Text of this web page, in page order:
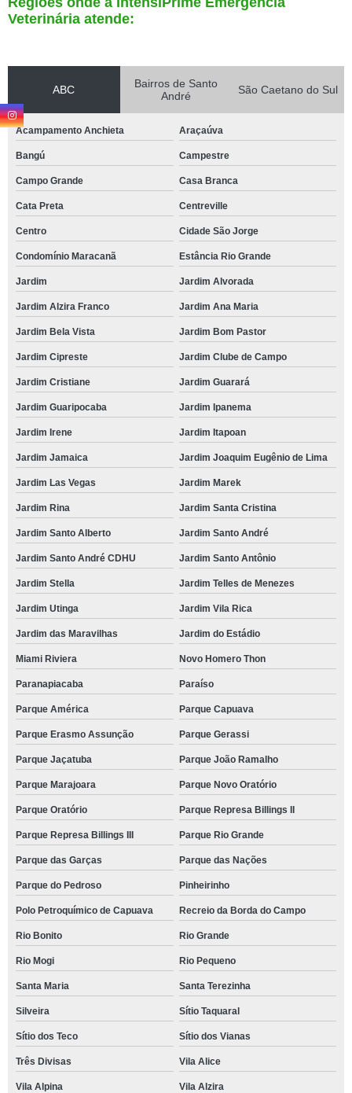
Veterinária atende:
ABC
Bairros de Santo
André
São Caetano do Sul
Acampamento Anchieta Araçaúva
Bangú Campestre
Campo Grande Casa Branca
Cata Preta Centreville
Centro Cidade São Jorge
Condomínio Maracanã Estância Rio Grande
Jardim Jardim Alvorada
Jardim Alzira Franco Jardim Ana Maria
Jardim Bela Vista Jardim Bom Pastor
Jardim Cipreste Jardim Clube de Campo
Jardim Cristiane Jardim Guarará
Jardim Guaripocaba Jardim Ipanema
Jardim Irene Jardim Itapoan
Jardim Jamaica Jardim Joaquim Eugênio de Lima
Jardim Las Vegas Jardim Marek
Jardim Rina Jardim Santa Cristina
Jardim Santo Alberto Jardim Santo André
Jardim Santo André CDHU Jardim Santo Antônio
Jardim Stella Jardim Telles de Menezes
Jardim Utinga Jardim Vila Rica
Jardim das Maravilhas Jardim do Estádio
Miami Riviera Novo Homero Thon
Paranapiacaba Paraíso
Parque América Parque Capuava
Parque Erasmo Assunção Parque Gerassi
Parque Jaçatuba Parque João Ramalho
Parque Marajoara Parque Novo Oratório
Parque Oratório Parque Represa Billings II
Parque Represa Billings III Parque Rio Grande
Parque das Garças Parque das Nações
Parque do Pedroso Pinheirinho
Polo Petroquímico de Capuava Recreio da Borda do Campo
Rio Bonito Rio Grande
Rio Mogi Rio Pequeno
Santa Maria Santa Terezinha
Silveira Sítio Taquaral
Sítio dos Teco Sítio dos Vianas
Três Divisas Vila Alice
Vila Alpina Vila Alzira